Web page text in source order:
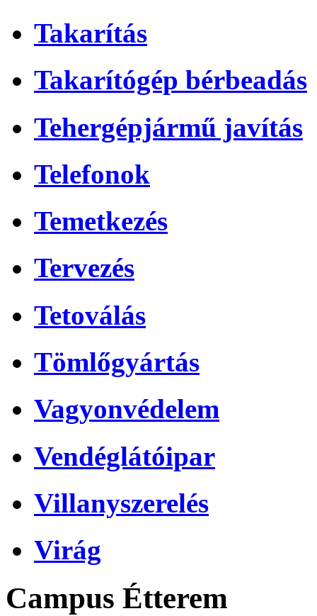
Takarítás
Takarítógép bérbeadás
Tehergépjármű javítás
Telefonok
Temetkezés
Tervezés
Tetoválás
Tömlőgyártás
Vagyonvédelem
Vendéglátóipar
Villanyszerelés
Virág
Campus Étterem